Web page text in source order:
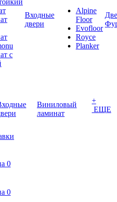
с
Входные
двери
Alpine
Floor
Evofloor
Royce
Planker
Виниловый
ламинат
+
ЕЩЕ
0
0